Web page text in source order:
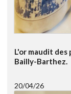
L'or maudit
Bailly-Barthez.
20/04/26